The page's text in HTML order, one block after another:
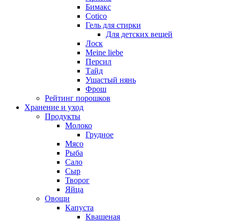
Бимакс
Cotico
Гель для стирки
Для детских вещей
Лоск
Meine liebe
Персил
Тайд
Ушастый нянь
Фрош
Рейтинг порошков
Хранение и уход
Продукты
Молоко
Грудное
Мясо
Рыба
Сало
Сыр
Творог
Яйца
Овощи
Капуста
Квашеная